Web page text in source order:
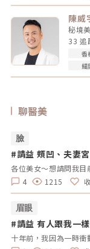
陳威
秘境
33 追
香
緹
聊醫美
臉
#請益 頰凹、夫妻
4
1215
眉眼
#請益 有人跟我一